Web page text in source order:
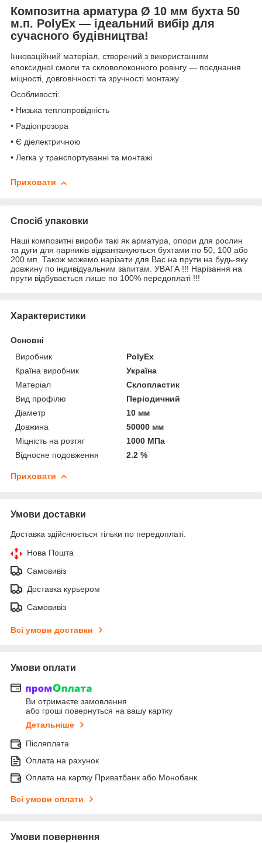
Композитна арматура Ø 10 мм бухта 50
м.п. PolyEx — ідеальний вибір для
сучасного будівництва!
Інноваційний матеріал, створений з використанням
епоксидної смоли та скловолоконного ровінгу — поєднання
міцності, довговічності та зручності монтажу.
Особливості:
• Низька теплопровідність
• Радіопрозора
• Є діелектричною
• Легка у транспортуванні та монтажі
Приховати
Спосіб упаковки
Наші композитні вироби такі як арматура, опори для рослин
та дуги для парників відвантажуються бухтами по 50, 100 або
200 мп. Також можемо нарізати для Вас на прути на будь-яку
довжину по індивідуальним запитам. УВАГА !!! Нарізання на
прути відбувається лише по 100% передоплаті !!!
Характеристики
Основні
Виробник
PolyEx
Країна виробник
Україна
Матеріал
Склопластик
Вид профілю
Періодичний
Діаметр
10 мм
Довжина
50000 мм
Міцність на розтяг
1000 МПа
Відносне подовження
2.2 %
Приховати
Умови доставки
Доставка здійснюється тільки по передоплаті.
Нова Пошта
Самовивіз
Доставка курьером
Самовивіз
Всі умови доставки
Умови оплати
Ви отримаєте замовлення
або гроші повернуться на вашу картку
Детальніше
Післяплата
Оплата на рахунок
Оплата на картку Приватбанк або Монобанк
Всі умови оплати
Умови повернення